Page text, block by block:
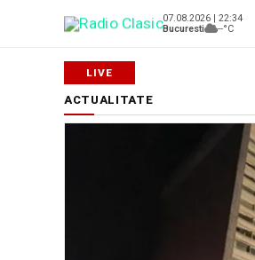
07.08.2026 | 22:34
Bucuresti
--°C
ACTUALITATE